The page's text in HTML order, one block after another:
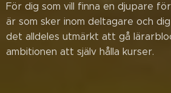
För dig som vill finna en djupare
är som sker inom deltagare och
det alldeles utmärkt att gå
ambitionen att själv hålla kurser.